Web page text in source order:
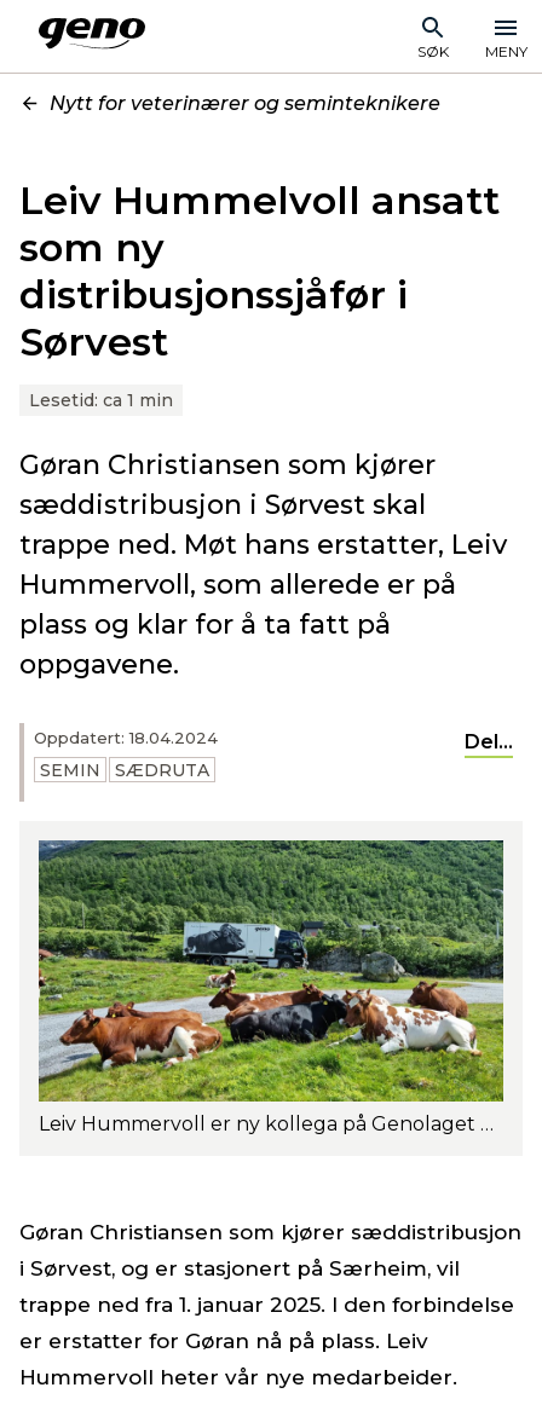
SØK MENY
Nytt for veterinærer og seminteknikere
Leiv Hummelvoll ansatt
som ny
distribusjonssjåfør i
Sørvest
Lesetid: ca 1 min
Oppdatert: 18.04.2024
SEMIN SÆDRUTA
Del...
Gøran Christiansen som kjører
sæddistribusjon i Sørvest skal
trappe ned. Møt hans erstatter, Leiv
Hummervoll, som allerede er på
plass og klar for å ta fatt på
oppgavene.
Leiv Hummervoll er ny kollega på Genolaget og skal erstatte Gøran Christiansen, som har kjørt sæddistribusjon i Sørvest med base på Særheim i en årrekke. Foto: Jimmy Marken.
Gøran Christiansen som kjører sæddistribusjon
i Sørvest, og er stasjonert på Særheim, vil
trappe ned fra 1. januar 2025. I den forbindelse
er erstatter for Gøran nå på plass. Leiv
Hummervoll heter vår nye medarbeider.